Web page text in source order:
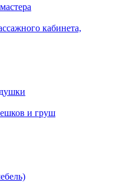
кабинета,
и груш